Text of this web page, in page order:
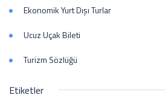
Ekonomik Yurt Dışı Turlar
Ucuz Uçak Bileti
Turizm Sözlüğü
Etiketler